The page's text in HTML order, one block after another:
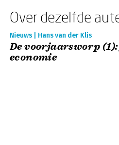
Over dezelfde
Nieuws | Hans van der Klis
De voorjaarsworp
economie